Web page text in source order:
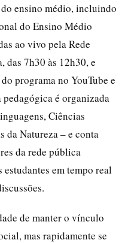
ensino médio, incluindo
do Ensino Médio
ao vivo pela Rede
das 7h30 às 12h30, e
programa no YouTube e
é organizada
Ciências
da Natureza – e conta
da rede pública
em tempo real
de manter o vínculo
mas rapidamente se